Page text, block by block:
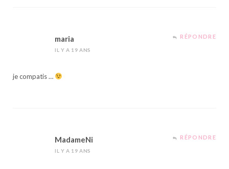
maria
IL Y A 19 ANS
RÉPONDRE
je compatis …
MadameNi
IL Y A 19 ANS
RÉPONDRE